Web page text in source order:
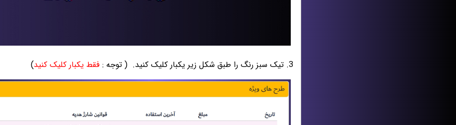
3. تیک سبز رنگ را طبق شکل زیر یکبار کلیک کنید. ( توجه : فقط یکبار کلیک کنید)